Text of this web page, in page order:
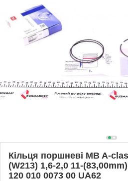
Кільця поршневі MB A-
(W213) 1,6-2,0 11-
120 010 0073 00 UA62